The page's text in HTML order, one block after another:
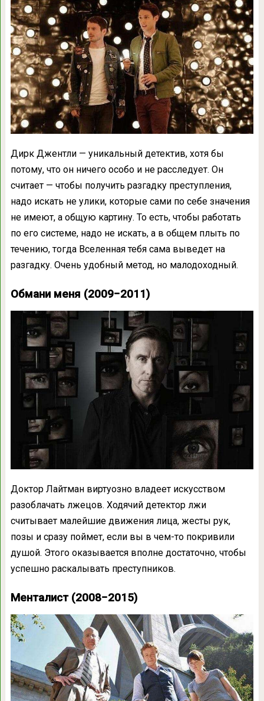
Дирк Джентли — уникальный детектив, хотя бы
потому, что он ничего особо и не расследует. Он
считает — чтобы получить разгадку преступления,
надо искать не улики, которые сами по себе значения
не имеют, а общую картину. То есть, чтобы работать
по его системе, надо не искать, а в общем плыть по
течению, тогда Вселенная тебя сама выведет на
разгадку. Очень удобный метод, но малодоходный.
Обмани меня (2009−2011)
Доктор Лайтман виртуозно владеет искусством
разоблачать лжецов. Ходячий детектор лжи
считывает малейшие движения лица, жесты рук,
позы и сразу поймет, если вы в чем-то покривили
душой. Этого оказывается вполне достаточно, чтобы
успешно раскалывать преступников.
Менталист (2008−2015)